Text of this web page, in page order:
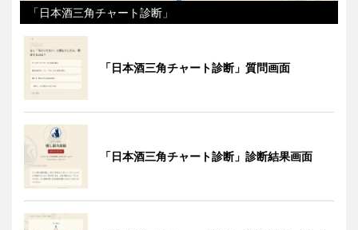
「日本酒三角チャート診断」
「日本酒三角チャート診断」質問画面
「日本酒三角チャート診断」診断結果画面